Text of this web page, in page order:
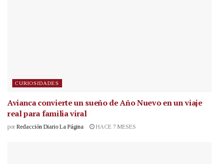
CURIOSIDADES
Avianca convierte un sueño de Año Nuevo en un viaje
real para familia viral
por Redacción Diario La Página HACE 7 MESES